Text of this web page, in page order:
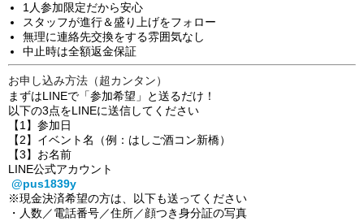
1人参加限定だから安心
スタッフが進行＆盛り上げをフォロー
無理に連絡先交換をする雰囲気なし
中止時は全額返金保証
お申し込み方法（超カンタン）
まずはLINEで「参加希望」と送るだけ！
以下の3点をLINEに送信してください
【1】参加日
【2】イベント名（例：はしご酒コン新橋）
【3】お名前
LINE公式アカウント
@pus1839y
※現金決済希望の方は、以下も送ってください
・人数／電話番号／住所／顔つき身分証の写真